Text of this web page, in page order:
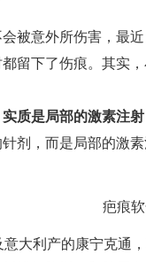
被意外所伤害，最
留下了伤痕。其实
质是局部的激素注射
剂，而是局部的激
大利产的康宁克通